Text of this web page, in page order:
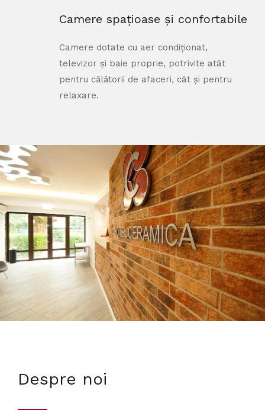
Camere spațioase și confortabile
Camere dotate cu aer condiționat,
televizor și baie proprie, potrivite atât
pentru călătorii de afaceri, cât și pentru
relaxare.
Despre noi